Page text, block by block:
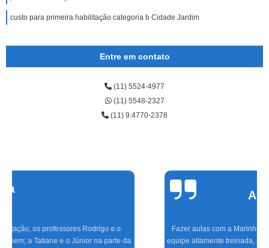
custo para primeira habilitação categoria b Cidade Jardim
Entre em contato
(11) 5524-4977
(11) 5548-2327
(11) 9.4770-2378
Fazer aulas com a Marinho foi a melhor experiência que tive, com uma
equipe altamente treinada, profissionais de excelente gabarito, foram seis